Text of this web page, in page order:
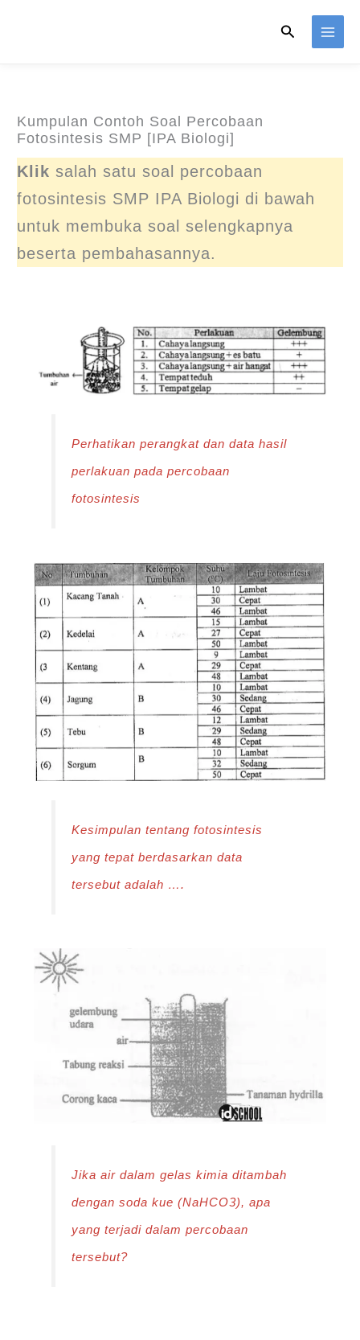
Search
Kumpulan Contoh Soal Percobaan
Fotosintesis SMP [IPA Biologi]
Klik salah satu soal percobaan
fotosintesis SMP IPA Biologi di bawah
untuk membuka soal selengkapnya
beserta pembahasannya.
Perhatikan perangkat dan data hasil
perlakuan pada percobaan
fotosintesis
Kesimpulan tentang fotosintesis
yang tepat berdasarkan data
tersebut adalah ….
Jika air dalam gelas kimia ditambah
dengan soda kue (NaHCO3), apa
yang terjadi dalam percobaan
tersebut?